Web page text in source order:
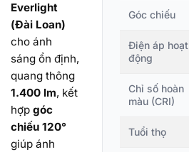
Everlight
(Đài Loan)
cho ánh
sáng ổn định,
quang thông
1.400 lm, kết
hợp góc
chiếu 120°
giúp ánh
Góc chiếu
Điện áp hoạt
động
Chỉ số hoàn
màu (CRI)
Tuổi thọ